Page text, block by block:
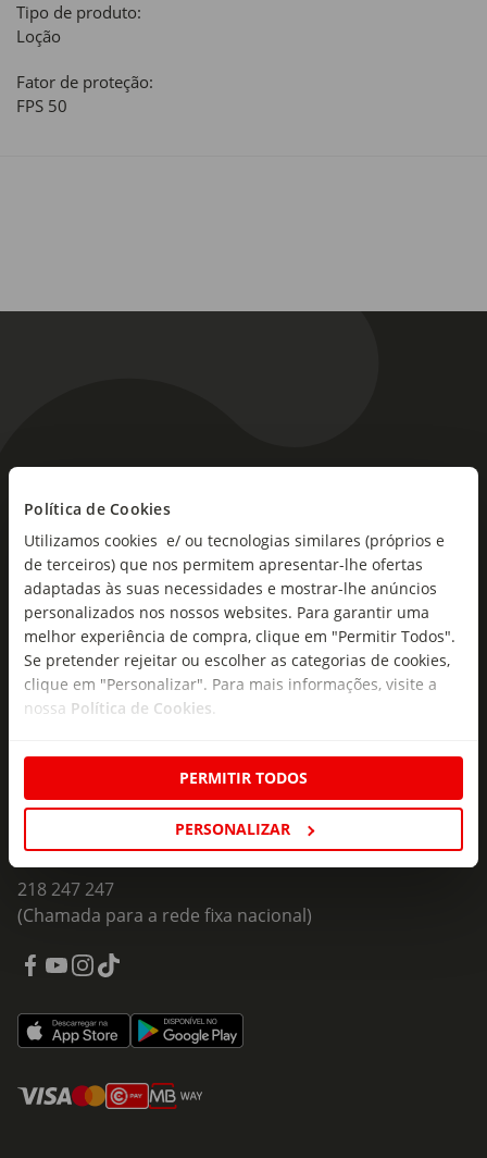
Política de Cookies
Utilizamos cookies e/ ou tecnologias similares (próprios e
de terceiros) que nos permitem apresentar-lhe ofertas
adaptadas às suas necessidades e mostrar-lhe anúncios
personalizados nos nossos websites. Para garantir uma
melhor experiência de compra, clique em "Permitir Todos".
Se pretender rejeitar ou escolher as categorias de cookies,
clique em "Personalizar". Para mais informações, visite a
nossa Política de Cookies.
PERMITIR TODOS
PERSONALIZAR
Tipo de produto:
Loção
Fator de proteção:
FPS 50
seu e-mail!
Subscreva e descubra campanhas exclusivas,
ofertas e novidades para si.
Insira o seu e-
mail
Subscrever
Formulário de Contacto
218 247 247
(Chamada para a rede fixa nacional)